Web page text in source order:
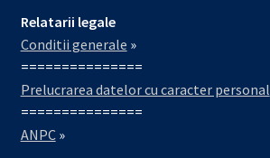
Relatarii legale
Conditii generale »
===============
Prelucrarea datelor cu caracter personal
===============
ANPC»